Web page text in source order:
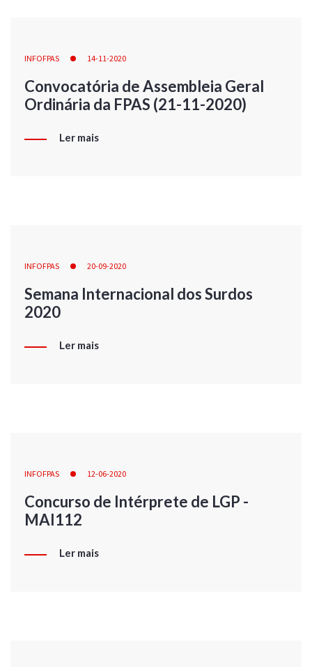
INFOFPAS 14-11-2020
Convocatória de Assembleia Geral
Ordinária da FPAS (21-11-2020)
Ler mais
INFOFPAS 20-09-2020
Semana Internacional dos Surdos
2020
Ler mais
INFOFPAS 12-06-2020
Concurso de Intérprete de LGP -
MAI112
Ler mais